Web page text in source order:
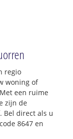
regio
woning of
een ruime
zijn de
Bel direct als u
8647 en